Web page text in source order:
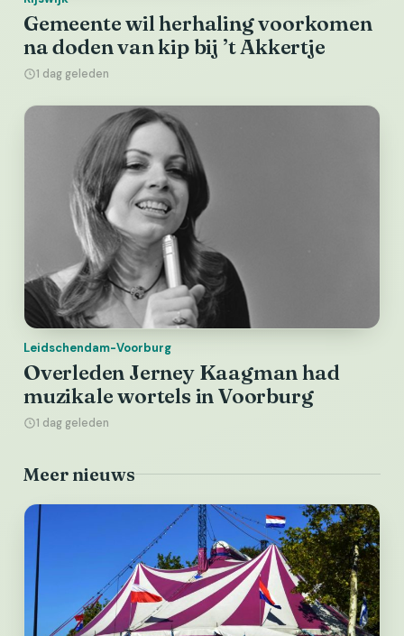
Gemeente wil herhaling voorkomen
na doden van kip bij ’t Akkertje
1 dag geleden
Leidschendam-Voorburg
Overleden Jerney Kaagman had
muzikale wortels in Voorburg
1 dag geleden
Meer nieuws